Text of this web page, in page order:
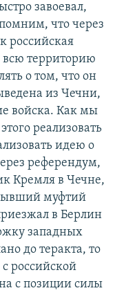
завоевал,
что через
российская
территорию
о том, что он
из Чечни,
войска. Как мы
реализовать
идею о
референдум,
Кремля в Чечне,
муфтий
в Берлин
западных
до теракта, то
российской
с позиции силы